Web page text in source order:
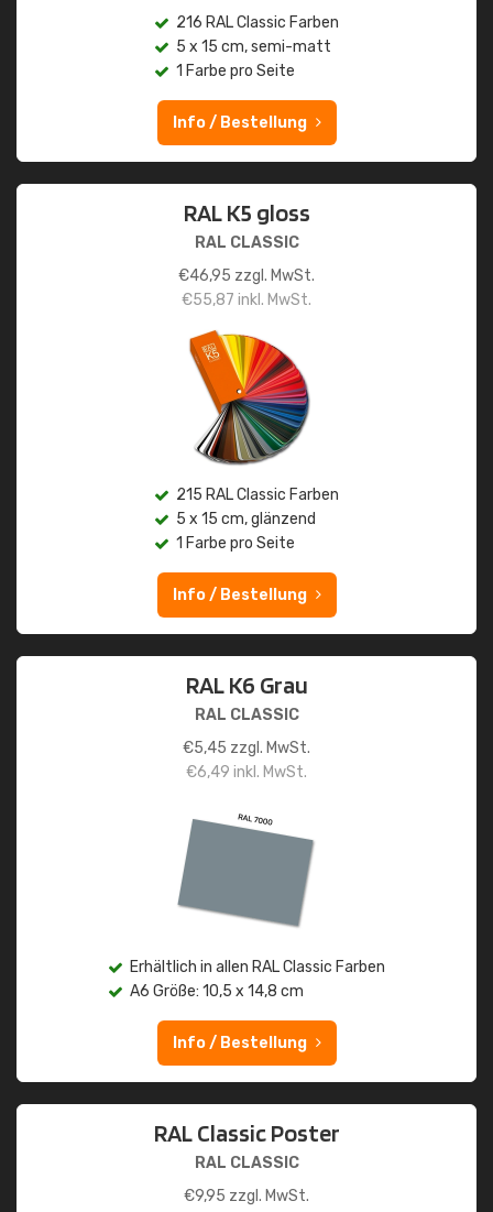
216 RAL Classic Farben
5 x 15 cm, semi-matt
1 Farbe pro Seite
Info / Bestellung
RAL K5 gloss
RAL CLASSIC
€46,95 zzgl. MwSt.
€55,87 inkl. MwSt.
215 RAL Classic Farben
5 x 15 cm, glänzend
1 Farbe pro Seite
Info / Bestellung
RAL K6 Grau
RAL CLASSIC
€5,45 zzgl. MwSt.
€6,49 inkl. MwSt.
Erhältlich in allen RAL Classic Farben
A6 Größe: 10,5 x 14,8 cm
Info / Bestellung
RAL Classic Poster
RAL CLASSIC
€9,95 zzgl. MwSt.